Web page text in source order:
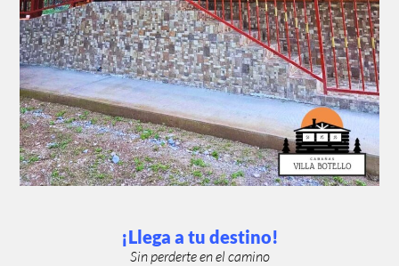
¡Llega a tu destino!
Sin perderte en el camino